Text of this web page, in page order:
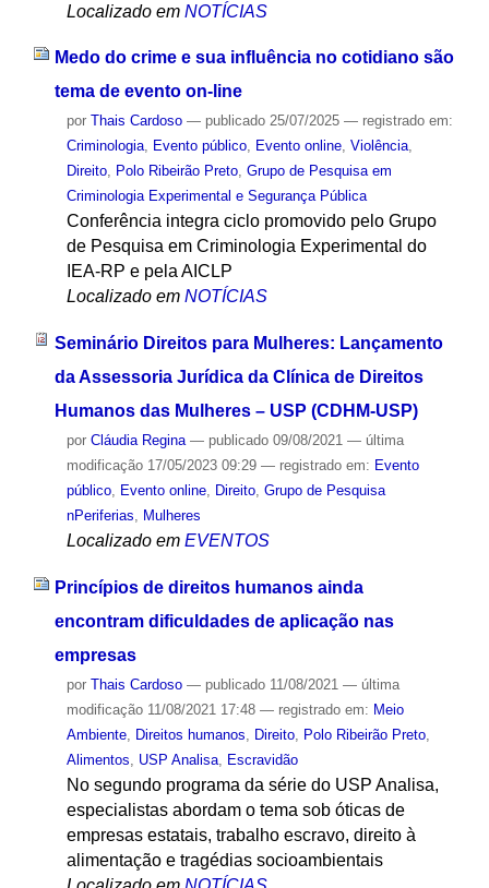
Localizado em NOTÍCIAS
Medo do crime e sua influência no cotidiano são
tema de evento on-line
por Thais Cardoso — publicado25/07/2025 — registrado em:
Criminologia, Evento público, Evento online, Violência,
Direito, Polo Ribeirão Preto, Grupo de Pesquisa em
Criminologia Experimental e Segurança Pública
Conferência integra ciclo promovido pelo Grupo
de Pesquisa em Criminologia Experimental do
IEA-RP e pela AICLP
Localizado em NOTÍCIAS
Seminário Direitos para Mulheres: Lançamento
da Assessoria Jurídica da Clínica de Direitos
Humanos das Mulheres – USP (CDHM-USP)
por Cláudia Regina — publicado09/08/2021 — última
modificação17/05/2023 09:29 — registrado em: Evento
público, Evento online, Direito, Grupo de Pesquisa
nPeriferias, Mulheres
Localizado em EVENTOS
Princípios de direitos humanos ainda
encontram dificuldades de aplicação nas
empresas
por Thais Cardoso — publicado11/08/2021 — última
modificação11/08/2021 17:48 — registrado em: Meio
Ambiente, Direitos humanos Direito, Polo Ribeirão Preto,
Alimentos
USP Analisa, Escravidão
No segundo programa da série do USP Analisa,
especialistas abordam o tema sob óticas de
empresas estatais, trabalho escravo, direito à
alimentação e tragédias socioambientais